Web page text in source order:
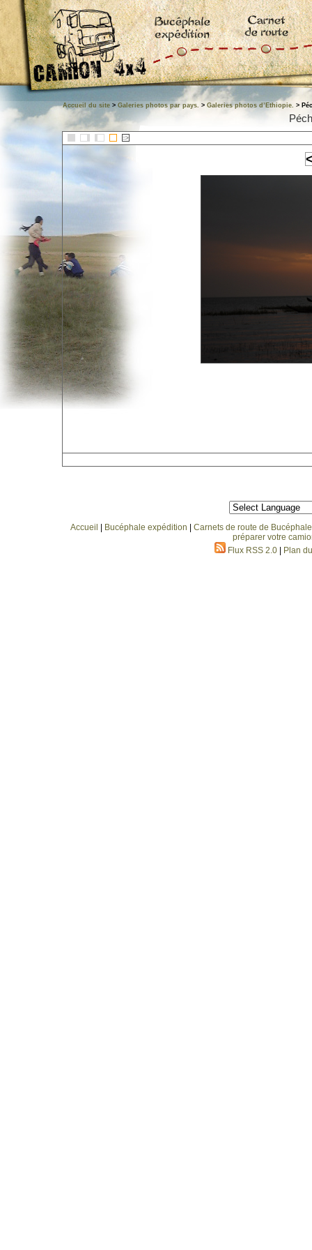
Accueil du site > Galeries photos par pays. > Galeries photos d’Ethiopie. >
::>
Accueil Bucéphale expédition
Carnets de route de
préparer votre
Flux RSS 2.0
Plan